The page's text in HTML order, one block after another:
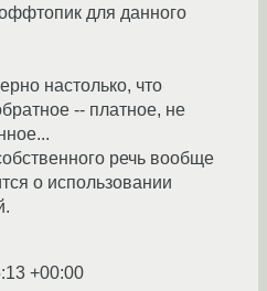
для данного
настолько, что
-- платное, не
речь вообще
о использовании
+00:00